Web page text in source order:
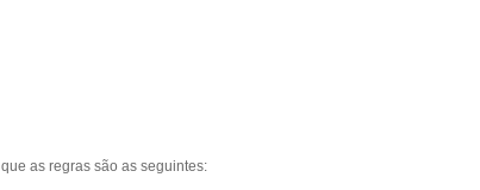
as regras são as seguintes: